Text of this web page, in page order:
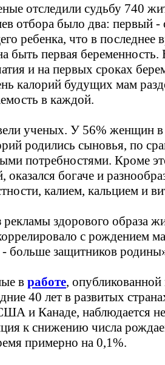
отследили судьбу 740
отбора было два: первый
ребенка, что в последнее
быть первая
и на первых сроках
калорий будущих мам
в каждой.
ученых. У 56% женщин
родились сыновья, по
потребностями. Кроме
богаче и
калием, кальцием и
здорового образа
с рождением
- больше защитников
в работе,
40 лет в развитых
и Канаде, наблюдается
к снижению числа
примерно на 0,1%.